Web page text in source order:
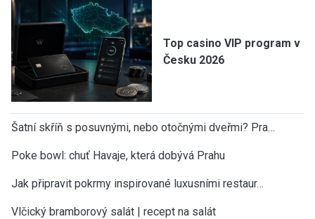
Top casino VIP program v
Česku 2026
Šatní skříň s posuvnými, nebo otočnými dveřmi? Pra…
Poke bowl: chuť Havaje, která dobývá Prahu
Jak připravit pokrmy inspirované luxusními restaur…
Vlčický bramborový salát | recept na salát